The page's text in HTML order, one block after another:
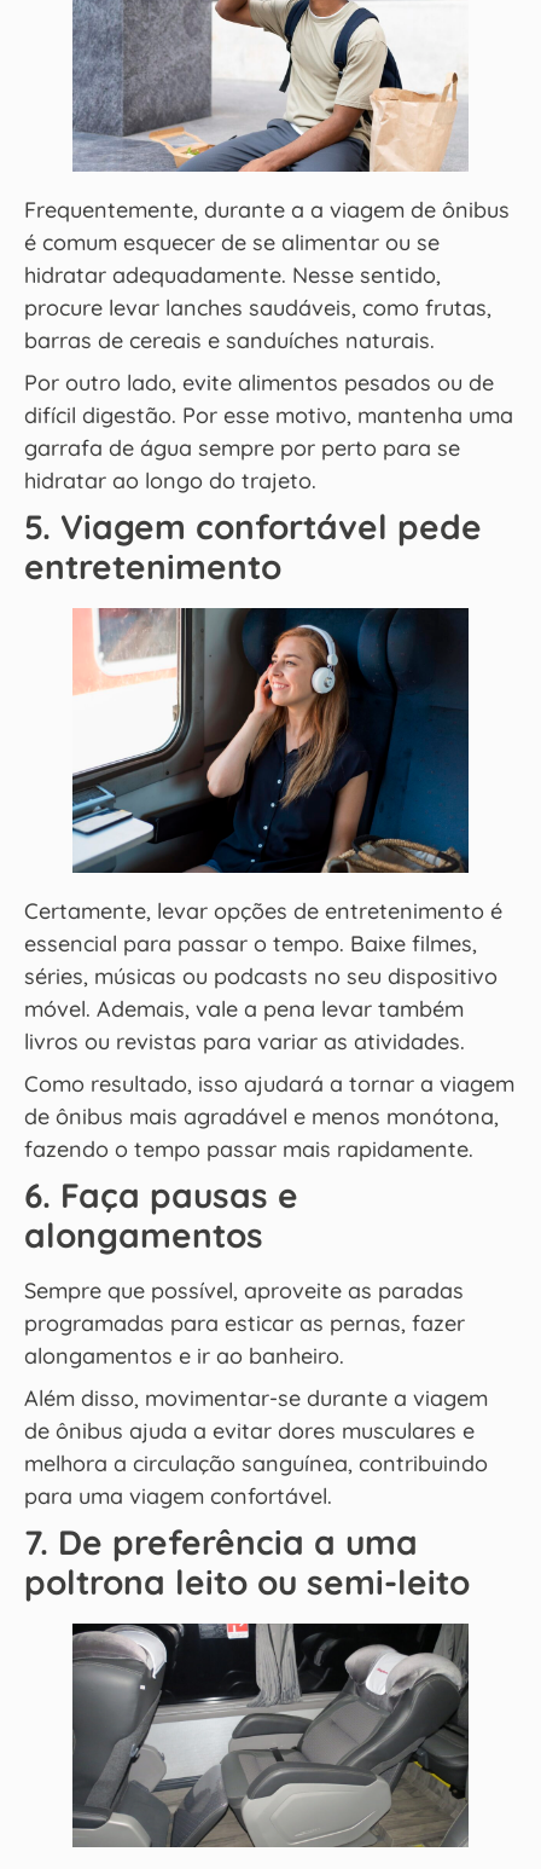
Frequentemente, durante a a viagem de ônibus
é comum esquecer de se alimentar ou se
hidratar adequadamente. Nesse sentido,
procure levar lanches saudáveis, como frutas,
barras de cereais e sanduíches naturais.
Por outro lado, evite alimentos pesados ou de
difícil digestão. Por esse motivo, mantenha uma
garrafa de água sempre por perto para se
hidratar ao longo do trajeto.
5. Viagem confortável pede
entretenimento
Certamente, levar opções de entretenimento é
essencial para passar o tempo. Baixe filmes,
séries, músicas ou podcasts no seu dispositivo
móvel. Ademais, vale a pena levar também
livros ou revistas para variar as atividades.
Como resultado, isso ajudará a tornar a viagem
de ônibus mais agradável e menos monótona,
fazendo o tempo passar mais rapidamente.
6. Faça pausas e
alongamentos
Sempre que possível, aproveite as paradas
programadas para esticar as pernas, fazer
alongamentos e ir ao banheiro.
Além disso, movimentar-se durante a viagem
de ônibus ajuda a evitar dores musculares e
melhora a circulação sanguínea, contribuindo
para uma viagem confortável.
7. De preferência a uma
poltrona leito ou semi-leito